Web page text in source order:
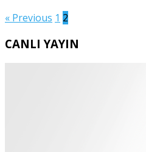
« Previous 1 2
CANLI YAYIN